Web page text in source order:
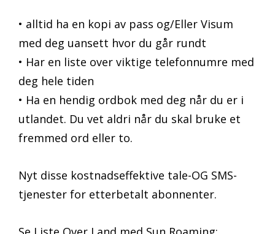
• alltid ha en kopi av pass og/Eller Visum
med deg uansett hvor du går rundt
• Har en liste over viktige telefonnumre med
deg hele tiden
• Ha en hendig ordbok med deg når du er i
utlandet. Du vet aldri når du skal bruke et
fremmed ord eller to.
Nyt disse kostnadseffektive tale-OG SMS-
tjenester for etterbetalt abonnenter.